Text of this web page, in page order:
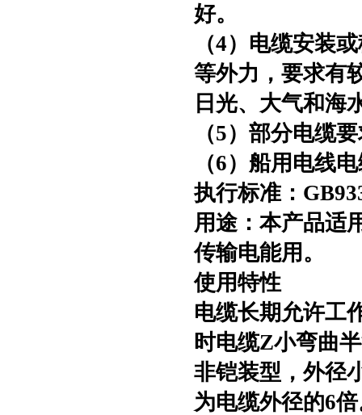
好。
（4）电缆安装
等外力，要求有
日光、大气和海
（5）部分电缆
（6）船用电线
执行标准：
用途：本产品适
传输电能用。
使用特性
电缆长期允许工
时电缆Z小弯曲
非铠装型，外径
为电缆外径的6